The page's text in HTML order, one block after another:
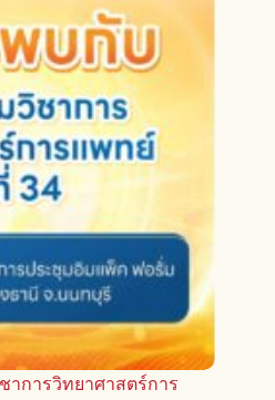
าการวิทยาศาสตร์การ